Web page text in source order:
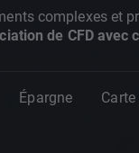
complexes et
de CFD avec
Épargne